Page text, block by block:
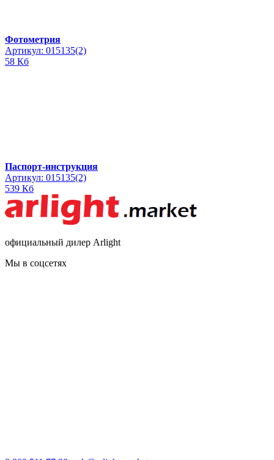
Фотометрия
Артикул: 015135(2)
58 Кб
Паспорт-инструкция
Артикул: 015135(2)
539 Кб
официальный дилер Arlight
Мы в соцсетях